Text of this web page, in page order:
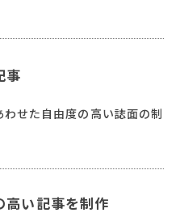
事
せた自由度の高い誌面の制
高い記事を制作